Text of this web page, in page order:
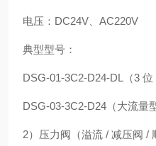
电压：DC24V、AC220V
典型型号：
DSG‑01‑3C2‑D24‑DL（3
DSG‑03‑3C2‑D24（大流量
2）压力阀（溢流 / 减压阀 /